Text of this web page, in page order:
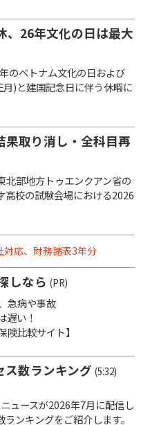
、26年文化の日は最大
のベトナム文化の日および
)と建国記念日に伴う休暇に
果取り消し・全科目再
北部地方トゥエンクアン省の
高校の試験会場における2026
対応、財務諸表3年分
しなら (PR)
急病や事故
遅い！
険比較サイト】
ス数ランキング (5:32)
ュースが2026年7月に配信し
ンキングをご紹介します。